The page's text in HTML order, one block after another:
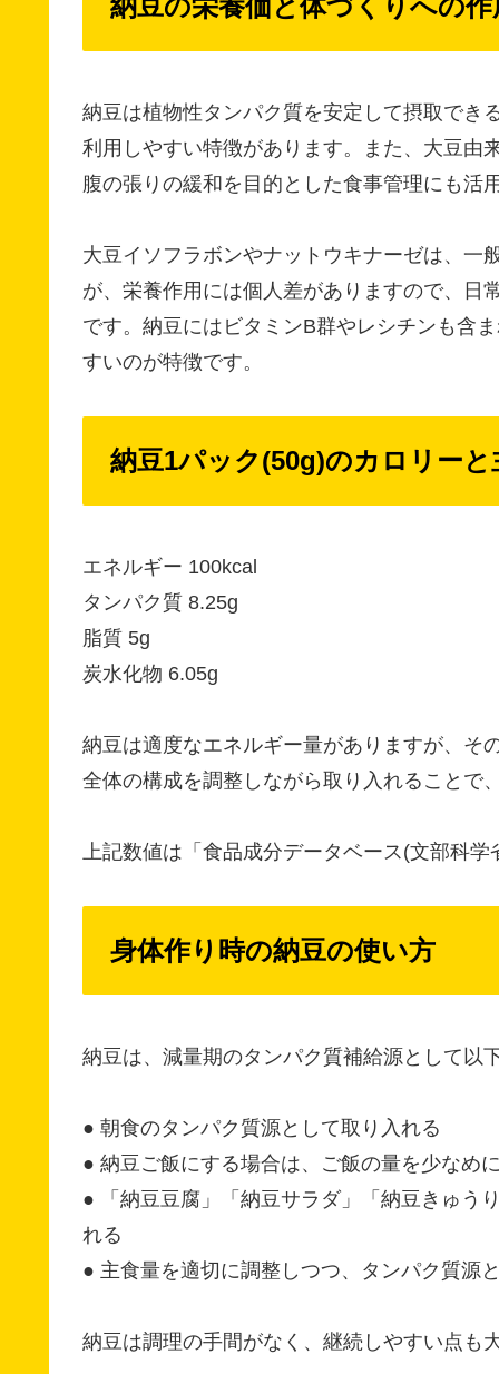
納豆の栄養価と体づくりへの作
納豆は植物性タンパク質を安定して摂取でき
利用しやすい特徴があります。また、大豆由
腹の張りの緩和を目的とした食事管理にも活
大豆イソフラボンやナットウキナーゼは、一
が、栄養作用には個人差がありますので、日
です。納豆にはビタミンB群やレシチンも含
すいのが特徴です。
納豆1パック(50g)のカロリーと
エネルギー 100kcal
タンパク質 8.25g
脂質 5g
炭水化物 6.05g
納豆は適度なエネルギー量がありますが、そ
全体の構成を調整しながら取り入れることで
上記数値は「食品成分データベース(文部科
身体作り時の納豆の使い方
納豆は、減量期のタンパク質補給源として以
● 朝食のタンパク質源として取り入れる
● 納豆ご飯にする場合は、ご飯の量を少なめ
● 「納豆豆腐」「納豆サラダ」「納豆きゅう
れる
● 主食量を適切に調整しつつ、タンパク質源
納豆は調理の手間がなく、継続しやすい点も